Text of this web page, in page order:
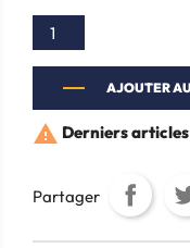
AJOUTER
 Derniers
Partager